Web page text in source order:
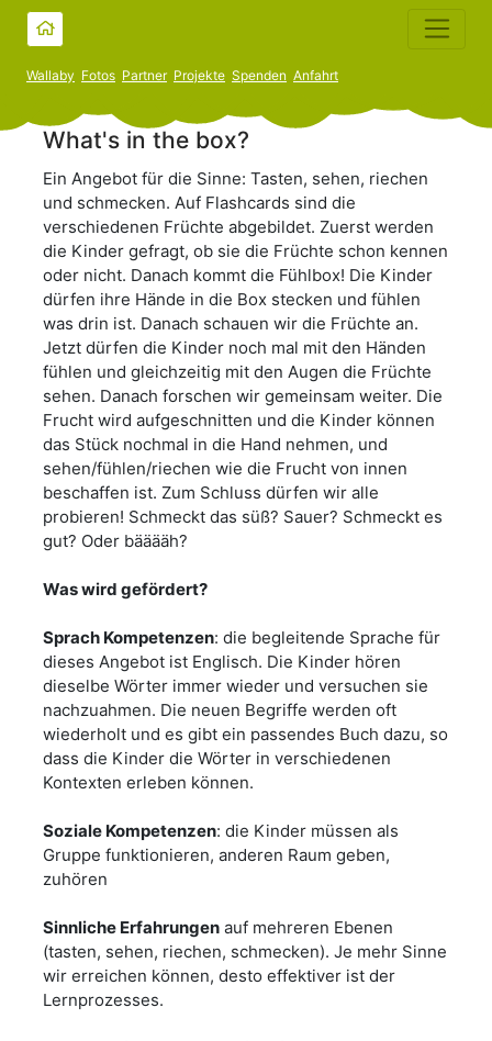
Wallaby Fotos Partner Projekte Spenden Anfahrt
What's in the box?
Ein Angebot für die Sinne: Tasten, sehen, riechen
und schmecken. Auf Flashcards sind die
verschiedenen Früchte abgebildet. Zuerst werden
die Kinder gefragt, ob sie die Früchte schon kennen
oder nicht. Danach kommt die Fühlbox! Die Kinder
dürfen ihre Hände in die Box stecken und fühlen
was drin ist. Danach schauen wir die Früchte an.
Jetzt dürfen die Kinder noch mal mit den Händen
fühlen und gleichzeitig mit den Augen die Früchte
sehen. Danach forschen wir gemeinsam weiter. Die
Frucht wird aufgeschnitten und die Kinder können
das Stück nochmal in die Hand nehmen, und
sehen/fühlen/riechen wie die Frucht von innen
beschaffen ist. Zum Schluss dürfen wir alle
probieren! Schmeckt das süß? Sauer? Schmeckt es
gut? Oder bääääh?
Was wird gefördert?
Sprach Kompetenzen: die begleitende Sprache für
dieses Angebot ist Englisch. Die Kinder hören
dieselbe Wörter immer wieder und versuchen sie
nachzuahmen. Die neuen Begriffe werden oft
wiederholt und es gibt ein passendes Buch dazu, so
dass die Kinder die Wörter in verschiedenen
Kontexten erleben können.
Soziale Kompetenzen: die Kinder müssen als
Gruppe funktionieren, anderen Raum geben,
zuhören
Sinnliche Erfahrungen auf mehreren Ebenen
(tasten, sehen, riechen, schmecken). Je mehr Sinne
wir erreichen können, desto effektiver ist der
Lernprozesses.